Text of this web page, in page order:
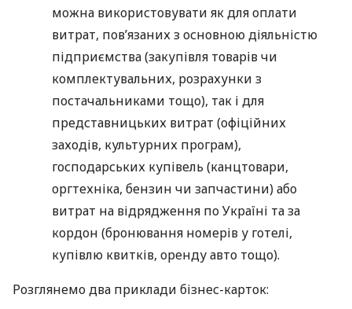
можна використовувати як для оплати
витрат, пов’язаних з основною діяльністю
підприємства (закупівля товарів чи
комплектувальних, розрахунки з
постачальниками тощо), так і для
представницьких витрат (офіційних
заходів, культурних програм),
господарських купівель (канцтовари,
оргтехніка, бензин чи запчастини) або
витрат на відрядження по Україні та за
кордон (бронювання номерів у готелі,
купівлю квитків, оренду авто тощо).
Розглянемо два приклади бізнес-карток: